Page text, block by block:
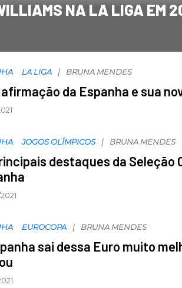
NA LA LIGA EM
LA LIGA BRUNA MENDES
afirmação da Espanha e sua
JOGOS OLÍMPICOS BRUNA MENDES
destaques da Seleção
EUROCOPA BRUNA MENDES
sai dessa Euro muito